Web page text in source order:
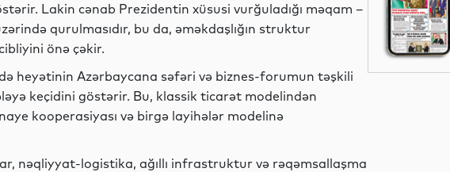
Lakin cənab Prezidentin xüsusi vurğuladığı məqam –
qurulmasıdır, bu da, əməkdaşlığın struktur
önə çəkir.
heyətinin Azərbaycana səfəri və biznes-forumun təşkili
keçidini göstərir. Bu, klassik ticarət modelindən
kooperasiyası və birgə layihələr modelinə
nəqliyyat-logistika, ağıllı infrastruktur və rəqəmsallaşma
Dünya